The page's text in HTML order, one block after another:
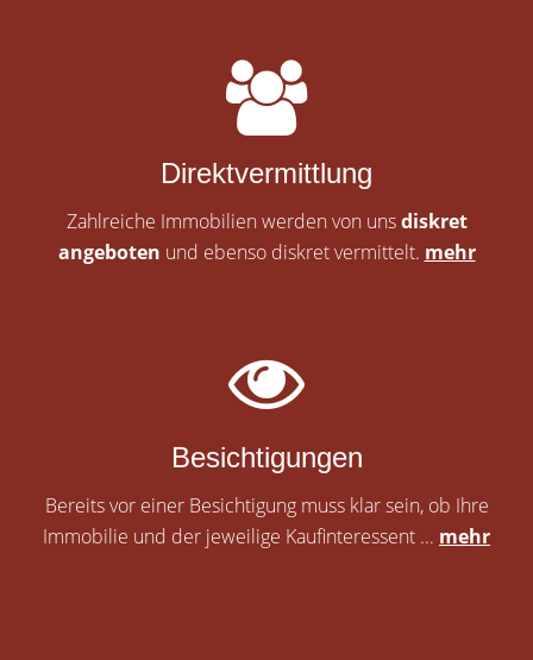
Direktvermittlung
Zahlreiche Immobilien werden von unsdiskret
angeboten und ebenso diskret vermittelt. mehr
Besichtigungen
Bereits vor einer Besichtigung muss klar sein, ob Ihre
Immobilie und der jeweilige Kaufinteressent ... mehr